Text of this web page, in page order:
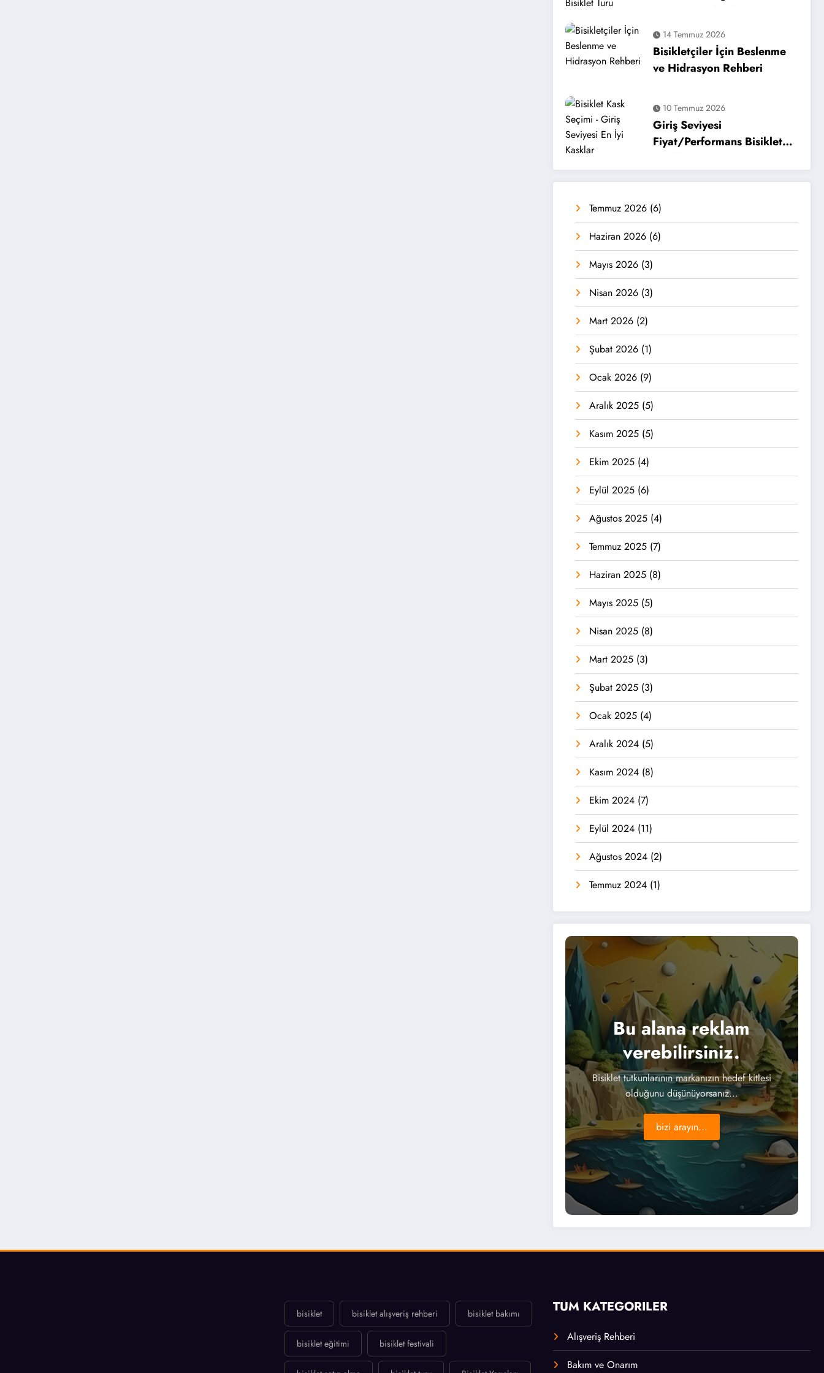
14 Temmuz 2026
Bisikletçiler İçin Beslenme
ve Hidrasyon Rehberi
10 Temmuz 2026
Giriş Seviyesi
Fiyat/Performans Bisiklet
Temmuz 2026 (6)
Haziran 2026 (6)
Mayıs 2026 (3)
Nisan 2026 (3)
Mart 2026 (2)
Şubat 2026 (1)
Ocak 2026 (9)
Aralık 2025 (5)
Kasım 2025 (5)
Ekim 2025 (4)
Eylül 2025 (6)
Ağustos 2025 (4)
Temmuz 2025 (7)
Haziran 2025 (8)
Mayıs 2025 (5)
Nisan 2025 (8)
Mart 2025 (3)
Şubat 2025 (3)
Ocak 2025 (4)
Aralık 2024 (5)
Kasım 2024 (8)
Ekim 2024 (7)
Eylül 2024 (11)
Ağustos 2024 (2)
Temmuz 2024 (1)
Bu alana reklam
verebilirsiniz.
Bisiklet tutkunlarının markanızın hedef kitlesi
olduğunu düşünüyorsanız...
bizi arayın...
bisiklet bisiklet alışveriş rehberi bisiklet bakımı
bisiklet eğitimi bisiklet festivali
TÜM KATEGORİLER
Alışveriş Rehberi
Bakım ve Onarım